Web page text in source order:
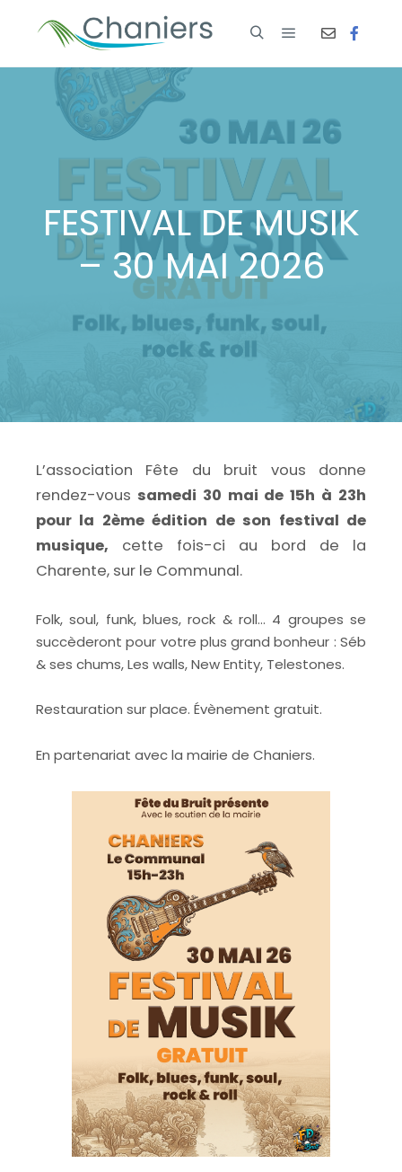
FESTIVAL DE MUSIK
– 30 MAI 2026
L’association Fête du bruit vous donne
rendez-vous samedi 30 mai de 15h à 23h
pour la 2ème édition de son festival de
musique, cette fois-ci au bord de la
Charente, sur le Communal.
Folk, soul, funk, blues, rock & roll… 4 groupes se
succèderont pour votre plus grand bonheur : Séb
& ses chums, Les walls, New Entity, Telestones.
Restauration sur place. Évènement gratuit.
En partenariat avec la mairie de Chaniers.